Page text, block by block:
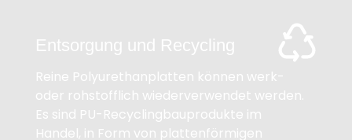
Entsorgung und Recycling
Reine Polyurethanplatten können werk-
oder rohstofflich wiederverwendet werden.
Es sind PU-Recyclingbauprodukte im
Handel, in Form von plattenförmigen